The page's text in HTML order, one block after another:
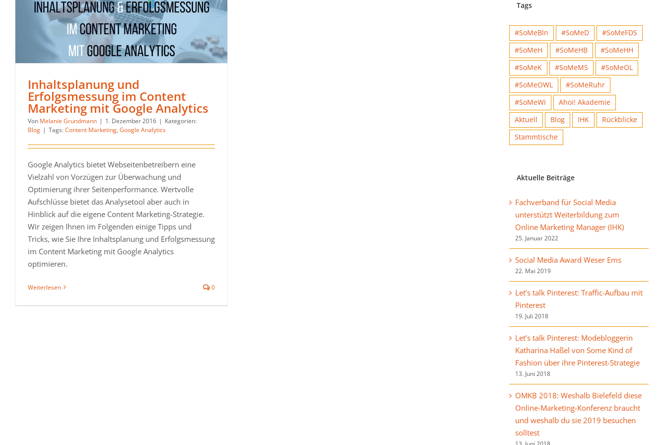
Inhaltsplanung und
Erfolgsmessung im Content
Marketing mit Google Analytics
Von Melanie Grundmann | 1. Dezember 2016 | Kategorien:
Blog | Tags:Content Marketing, Google Analytics
Google Analytics bietet Webseitenbetreibern eine
Vielzahl von Vorzügen zur Überwachung und
Optimierung ihrer Seitenperformance. Wertvolle
Aufschlüsse bietet das Analysetool aber auch in
Hinblick auf die eigene Content Marketing-Strategie.
Wir zeigen Ihnen im Folgenden einige Tipps und
Tricks, wie Sie Ihre Inhaltsplanung und Erfolgsmessung
im Content Marketing mit Google Analytics
optimieren.
Weiterlesen 0
Tags
#SoMeBln #SoMeD
#SoMeFDS
#SoMeH
#SoMeHB
#SoMeHH
#SoMeK
#SoMeMS
#SoMeOL
#SoMeOWL
#SoMeRuhr
#SoMeWI
Ahoi! Akademie
Aktuell
Blog IHK
Rückblicke
Stammtische
Aktuelle Beiträge
Fachverband für Social Media
unterstützt Weiterbildung zum
Online Marketing Manager (IHK)
25. Januar 2022
Social Media Award Weser Ems
22. Mai 2019
Let’s talk Pinterest: Traffic-Aufbau mit
Pinterest
19. Juli 2018
Let’s talk Pinterest: Modebloggerin
Katharina Haßel von Some Kind of
Fashion über ihre Pinterest-Strategie
13. Juni 2018
OMKB 2018: Weshalb Bielefeld diese
Online-Marketing-Konferenz braucht
und weshalb du sie 2019 besuchen
solltest